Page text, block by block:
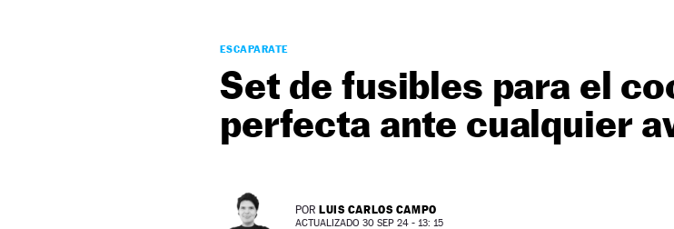
ESCAPARATE
Set de fusibles para el
perfecta ante cualquier
POR LUIS CARLOS CAMPO
ACTUALIZADO 30 SEP 24 - 13: 15